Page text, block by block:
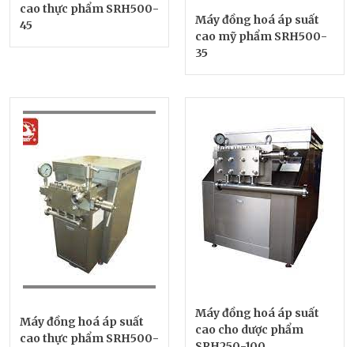
cao thực phẩm SRH500-
45
Máy đồng hoá áp suất
cao mỹ phẩm SRH500-
35
Máy đồng hoá áp suất
cao thực phẩm SRH500-
Máy đồng hoá áp suất
cao cho dược phẩm